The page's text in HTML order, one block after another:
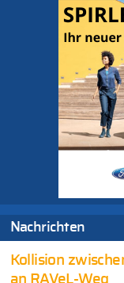
Nachrichten
Kollision
an RAVeL-Weg